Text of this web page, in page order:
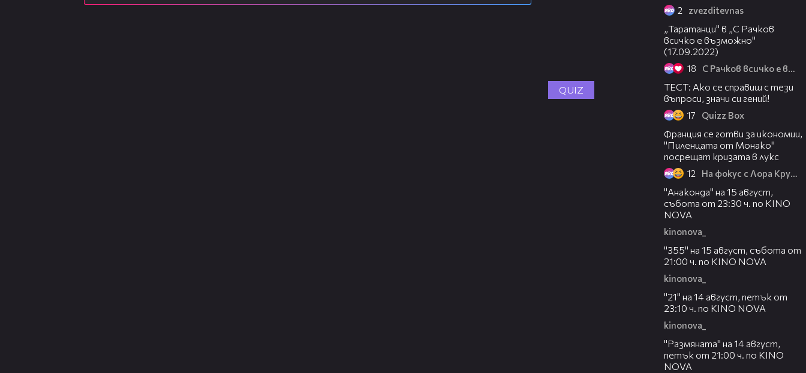
2 zvezditevnas
„Таратанци" в „С Рачков
всичко е възможно"
(17.09.2022)
18 С Рачков всичко е възможно
QUIZ
ТЕСТ: Ако се справиш с тези
въпроси, значи си гений!
17 Quizz Box
Франция се готви за икономии,
"Пиленцата от Монако"
посрещат кризата в лукс
12 На фокус с Лора Крумова
"Анаконда" на 15 август,
събота от 23:30 ч. по KINO
NOVA
kinonova_
"355" на 15 август, събота от
21:00 ч. по KINO NOVA
kinonova_
"21" на 14 август, петък от
23:10 ч. по KINO NOVA
kinonova_
"Размянaта" на 14 август,
петък от 21:00 ч. по KINO
NOVA